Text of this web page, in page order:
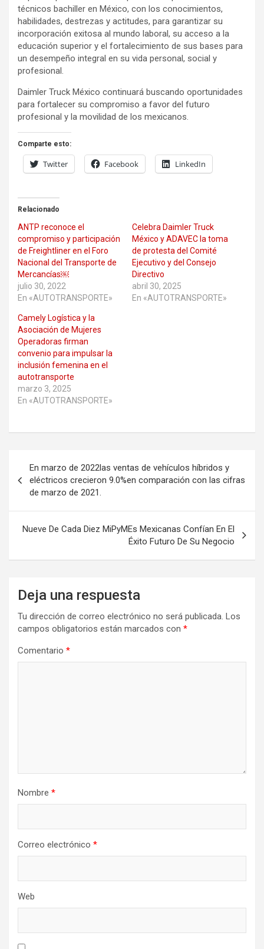
técnicos bachiller en México, con los conocimientos,
habilidades, destrezas y actitudes, para garantizar su
incorporación exitosa al mundo laboral, su acceso a la
educación superior y el fortalecimiento de sus bases para
un desempeño integral en su vida personal, social y
profesional.
Daimler Truck México continuará buscando oportunidades
para fortalecer su compromiso a favor del futuro
profesional y la movilidad de los mexicanos.
Comparte esto:
Twitter Facebook LinkedIn
Relacionado
ANTP reconoce el
compromiso y participación
de Freightliner en el Foro
Nacional del Transporte de
Mercancías￼
julio 30, 2022
En «AUTOTRANSPORTE»
Celebra Daimler Truck
México y ADAVEC la toma
de protesta del Comité
Ejecutivo y del Consejo
Directivo
abril 30, 2025
En «AUTOTRANSPORTE»
Camely Logística y la
Asociación de Mujeres
Operadoras firman
convenio para impulsar la
inclusión femenina en el
autotransporte
marzo 3, 2025
En «AUTOTRANSPORTE»
de
entradas
En marzo de 2022las ventas de vehículos híbridos y
eléctricos crecieron 9.0%en comparación con las cifras
de marzo de 2021.
Nueve De Cada Diez MiPyMEs Mexicanas Confían En El
Éxito Futuro De Su Negocio
Deja una respuesta
Tu dirección de correo electrónico no será publicada. Los
campos obligatorios están marcados con *
Comentario *
Nombre *
Correo electrónico *
Web